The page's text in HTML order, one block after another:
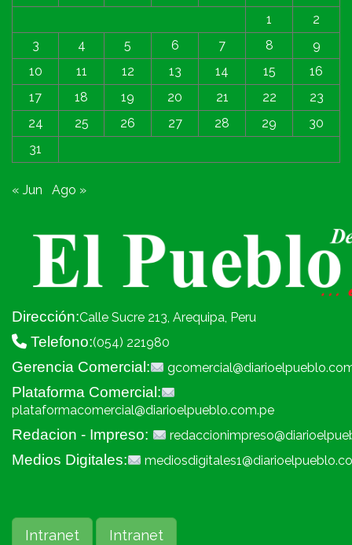
1
2
3
4 5 6 7 8
9
10
11 12 13 14 15
16
17
18 19 20 21 22
23
24
25 26 27 28 29
30
31
« Jun Ago »
Dirección:Calle Sucre 213, Arequipa, Peru
Telefono:(054) 221980
Gerencia Comercial:
Plataforma Comercial:
plataformacomercial@diarioelpueblo.com.pe
Redacion - Impreso:
Medios Digitales:
Intranet Intranet